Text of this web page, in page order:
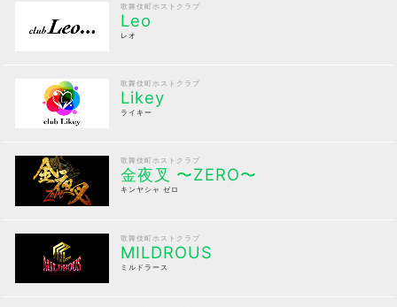
歌舞伎町ホストクラブ
Leo
レオ
歌舞伎町ホストクラブ
Likey
ライキー
歌舞伎町ホストクラブ
金夜叉 〜ZERO〜
キンヤシャ ゼロ
歌舞伎町ホストクラブ
MILDROUS
ミルドラース